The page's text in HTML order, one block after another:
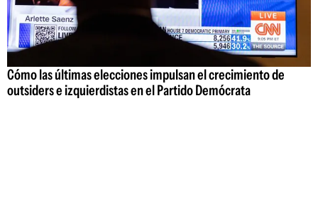
Cómo las últimas elecciones impulsan el crecimiento de
outsiders e izquierdistas en el Partido Demócrata